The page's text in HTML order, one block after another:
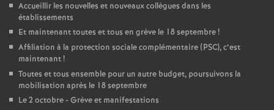
Accueillir les nouvelles et nouveaux collègues dans les
établissements
Et maintenant toutes et tous en grève le 18 septembre!
Affiliation à la protection sociale complémentaire (PSC), c’est
maintenant!
Toutes et tous ensemble pour un autre budget, poursuivons la
mobilisation après le 18 septembre
Le 2 octobre - Grève et manifestations